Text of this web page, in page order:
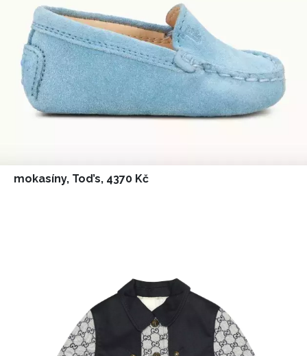
Chcete navíc dostávat i další zajímavé a exkluzivní
informace od našich partnerů? Pokud souhlasíte se
zpracováním údajů k tomuto účelu podle
soukromí BurdaMedia Extra s.r.o., zaškrtněte toto pole.
mokasíny, Tod’s, 4370 Kč